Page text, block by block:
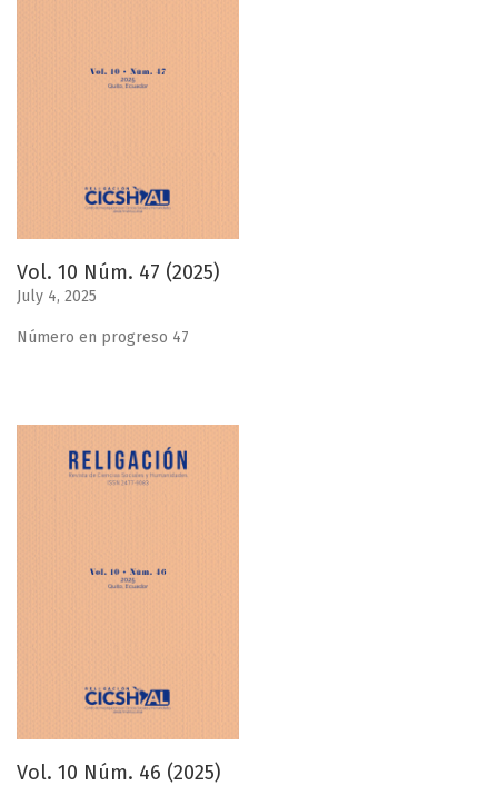
Vol. 10 Núm. 47 (2025)
July 4, 2025
Número en progreso 47
Vol. 10 Núm. 46 (2025)